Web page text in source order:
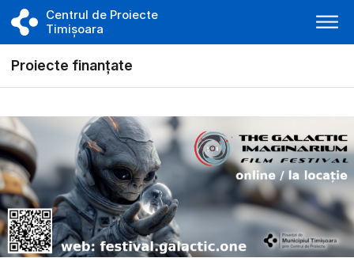
Centrul de Proiecte
Timișoara
Proiecte finanțate